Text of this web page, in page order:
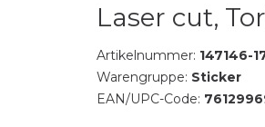
Laser cut,
Artikelnummer: 147146-
Warengruppe: Sticker
EAN/UPC-Code: